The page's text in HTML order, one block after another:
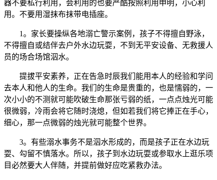
器不要私行利用，会利用的也要严酷按照利用申明，小心利
用。不要用湿抹布抹带电插座。
1。家长要操纵各地溺亡警示案例，孩子不得擅自野泳，
不得擅自或结伴去户外水边玩耍，不到无平安设备、无救援人
员的场合场馆泅水。
提拔平安素养，正在告急时辰我们能用本人的经验和学问
去本人和他人的生命。我们的生命是贵重的，也是懦弱的，一
次小小的不测就可能吹破生命那张亏弱的纸，一点点烛光可能
很微弱，冷雨会将它随时浇熄，但如若我们将它捧正在手心，
细心，那一点微弱的烛光就可能整个世界。
3。有些溺水事务不是泅水形成的，而是孩子正在水边玩
耍、勾留不慎落水。所以，孩子到水边玩耍或参取水上逛乐项
目必然要大人伴随，并提前做好应吃紧救办法。